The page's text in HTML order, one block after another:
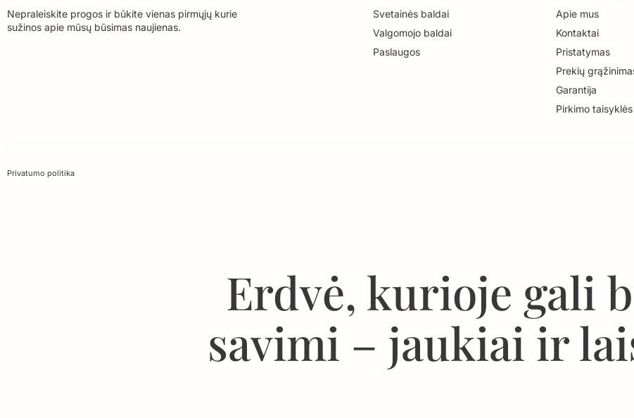
Nepraleiskite progos ir būkite vienas pirmųjų kurie
sužinos apie mūsų būsimas naujienas.
Svetainės baldai
Valgomojo baldai
Paslaugos
Apie mus
Kontaktai
Pristatymas
Prekių
Garantija
Pirkimo taisyklės
Privatumo politika
Erdvė, kurioje gali
savimi – jaukiai ir